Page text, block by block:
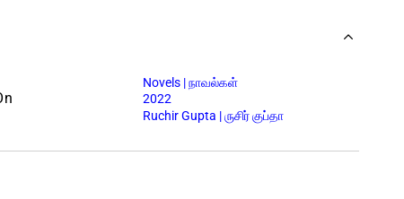
Novels | நாவல்கள்
2022
Ruchir Gupta | ருசிர் குப்தா